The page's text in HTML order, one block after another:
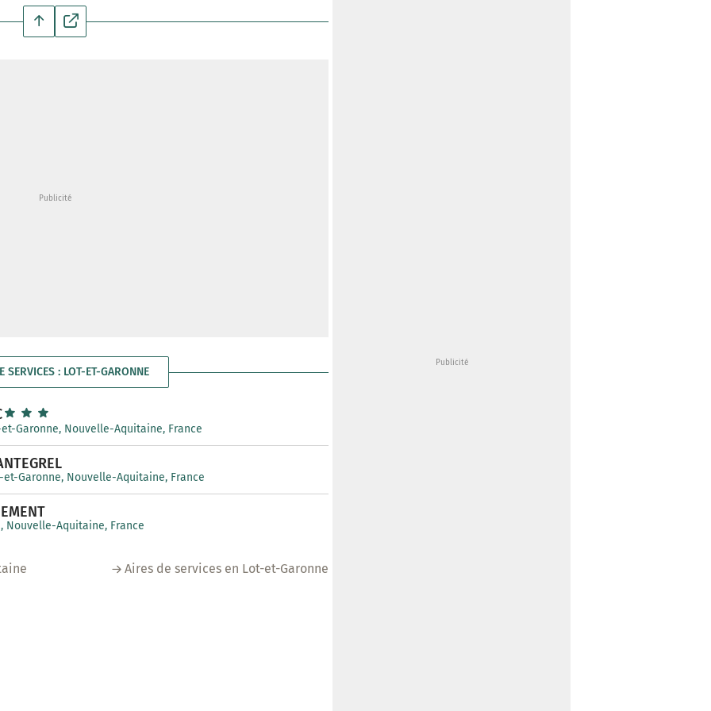
SERVICES : LOT-ET-GARONNE
Garonne, Nouvelle-Aquitaine, France
et-Garonne, Nouvelle-Aquitaine, France
Nouvelle-Aquitaine, France
Aires de services en Lot-et-Garonne